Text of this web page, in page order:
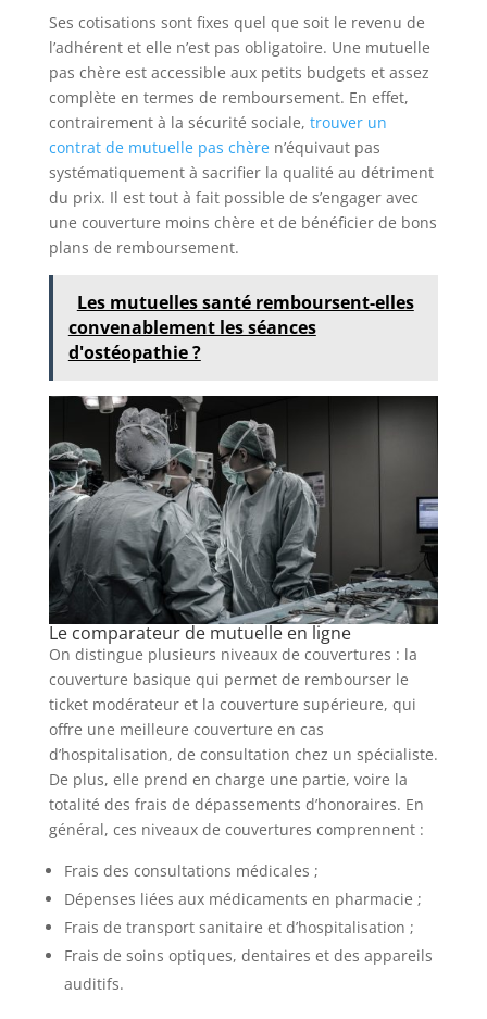
Ses cotisations sont fixes quel que soit le revenu de
l’adhérent et elle n’est pas obligatoire. Une mutuelle
pas chère est accessible aux petits budgets et assez
complète en termes de remboursement. En effet,
contrairement à la sécurité sociale, trouver un
contrat de mutuelle pas chèren’équivaut pas
systématiquement à sacrifier la qualité au détriment
du prix. Il est tout à fait possible de s’engager avec
une couverture moins chère et de bénéficier de bons
plans de remboursement.
Les mutuelles santé remboursent-elles
convenablement les séances
d'ostéopathie ?
Le comparateur de mutuelle en ligne
On distingue plusieurs niveaux de couvertures : la
couverture basique qui permet de rembourser le
ticket modérateur et la couverture supérieure, qui
offre une meilleure couverture en cas
d’hospitalisation, de consultation chez un spécialiste.
De plus, elle prend en charge une partie, voire la
totalité des frais de dépassements d’honoraires. En
général, ces niveaux de couvertures comprennent :
Frais des consultations médicales ;
Dépenses liées aux médicaments en pharmacie ;
Frais de transport sanitaire et d’hospitalisation ;
Frais de soins optiques, dentaires et des appareils
auditifs.